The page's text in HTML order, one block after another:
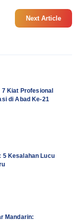
Next Article
Kiat Profesional
di Abad Ke-21
5 Kesalahan Lucu
Mandarin: